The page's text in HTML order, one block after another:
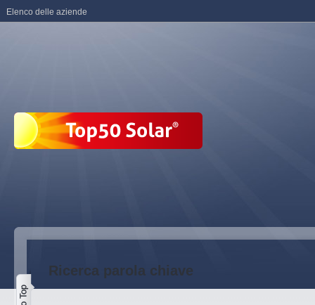
Ricerca parola chiave
Elenco delle aziende